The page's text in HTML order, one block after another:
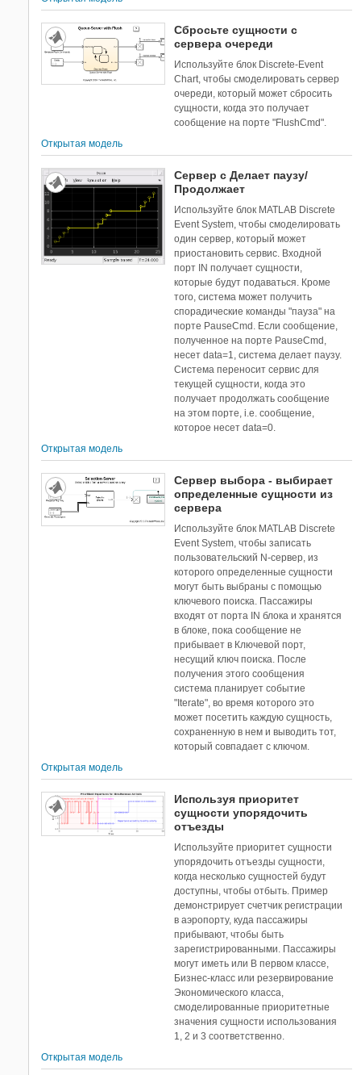
Сбросьте сущности с
сервера очереди
Используйте блок Discrete-Event
Chart, чтобы смоделировать сервер
очереди, который может сбросить
сущности, когда это получает
сообщение на порте "FlushCmd".
Открытая модель
Сервер с Делает паузу/
Продолжает
Используйте блок MATLAB Discrete
Event System, чтобы смоделировать
один сервер, который может
приостановить сервис. Входной
порт IN получает сущности,
которые будут подаваться. Кроме
того, система может получить
спорадические команды "пауза" на
порте PauseCmd. Если сообщение,
полученное на порте PauseCmd,
несет data=1, система делает паузу.
Система переносит сервис для
текущей сущности, когда это
получает продолжать сообщение
на этом порте, i.e. сообщение,
которое несет data=0.
Открытая модель
Сервер выбора - выбирает
определенные сущности из
сервера
Используйте блок MATLAB Discrete
Event System, чтобы записать
пользовательский N-сервер, из
которого определенные сущности
могут быть выбраны с помощью
ключевого поиска. Пассажиры
входят от порта IN блока и хранятся
в блоке, пока сообщение не
прибывает в Ключевой порт,
несущий ключ поиска. После
получения этого сообщения
система планирует событие
"Iterate", во время которого это
может посетить каждую сущность,
сохраненную в нем и выводить тот,
который совпадает с ключом.
Открытая модель
Используя приоритет
сущности упорядочить
отъезды
Используйте приоритет сущности
упорядочить отъезды сущности,
когда несколько сущностей будут
доступны, чтобы отбыть. Пример
демонстрирует счетчик регистрации
в аэропорту, куда пассажиры
прибывают, чтобы быть
зарегистрированными. Пассажиры
могут иметь или В первом классе,
Бизнес-класс или резервирование
Экономического класса,
смоделированные приоритетные
значения сущности использования
1, 2 и 3 соответственно.
Открытая модель